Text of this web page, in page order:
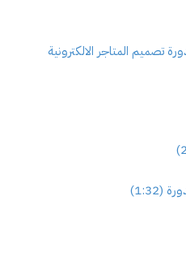
تصميم المتاجر الالكترونية
(1:32)